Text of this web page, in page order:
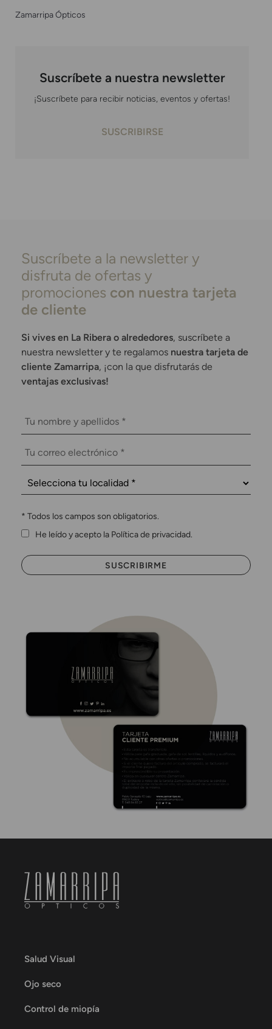
Zamarripa Ópticos
Suscríbete a nuestra newsletter
¡Suscríbete para recibir noticias, eventos y ofertas!
SUSCRIBIRSE
Suscríbete a la newsletter y
disfruta de ofertas y
promociones con nuestra tarjeta
de cliente
Si vives en La Ribera o alrededores, suscríbete a
nuestra newsletter y te regalamos nuestra tarjeta de
cliente Zamarripa, ¡con la que disfrutarás de
ventajas exclusivas!
* Todos los campos son obligatorios.
He leído y acepto la Política de privacidad.
Salud Visual
Ojo seco
Control de miopía